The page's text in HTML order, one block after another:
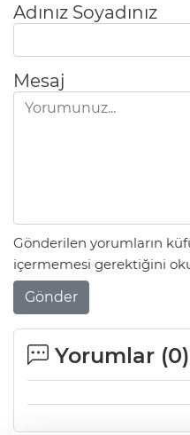
Adınız Soyadınız
Mesaj
Gönderilen yorumların
içermemesi gerektiğini
Gönder
Yorumlar (0)